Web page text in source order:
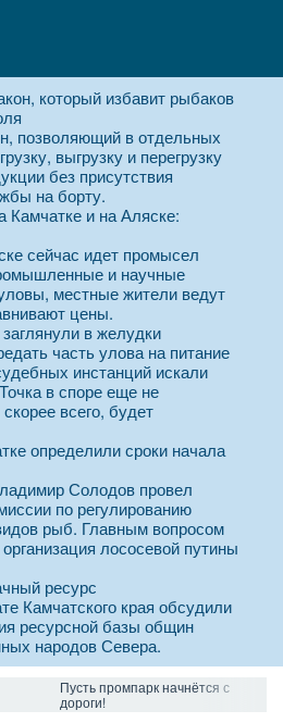
который избавит рыбаков
позволяющий в отдельных
выгрузку и перегрузку
без присутствия
на борту.
Камчатке и на Аляске:
сейчас идет промысел
и научные
местные жители ведут
цены.
в желудки
часть улова на питание
инстанций искали
в споре еще не
всего, будет
определили сроки начала
Солодов провел
по регулированию
рыб. Главным вопросом
лососевой путины
ресурс
Камчатского края обсудили
ресурсной базы общин
народов Севера.
Пусть промпарк начнётся с
дороги!